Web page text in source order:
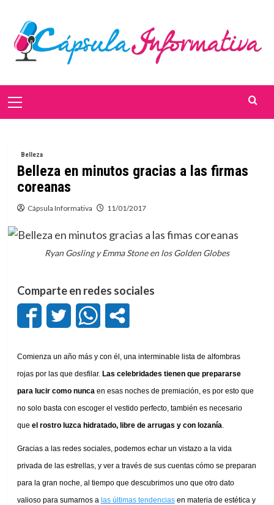
contenido
Menú
Belleza
Belleza en minutos gracias a las firmas
coreanas
Cápsula Informativa 11/01/2017
Ryan Gosling y Emma Stone en los Golden Globes
Comparte en redes sociales
Comienza un año más y con él, una interminable lista de alfombras
rojas por las que desfilar. Las celebridades tienen que prepararse
para lucir como nunca en esas noches de premiación, es por esto que
no solo basta con escoger el vestido perfecto, también es necesario
que el rostro luzca hidratado, libre de arrugas y con lozanía
Gracias a las redes sociales, podemos echar un vistazo a la vida
privada de las estrellas, y ver a través de sus cuentas cómo se preparan
para la gran noche, al tiempo que descubrimos uno que otro dato
valioso para sumarnos a las últimas tendencias en materia de estética y